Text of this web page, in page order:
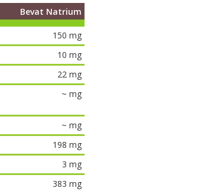
Bevat Natrium
150 mg
10 mg
22 mg
~ mg
~ mg
198 mg
3 mg
383 mg